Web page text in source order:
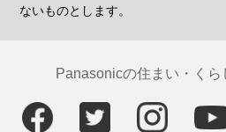
ないものとします。
Panasonicの住まい・くら